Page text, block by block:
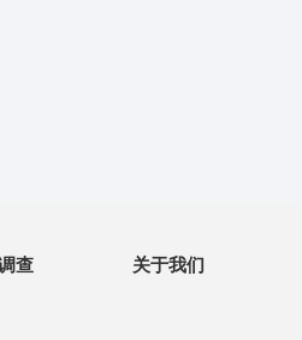
查 关于我们